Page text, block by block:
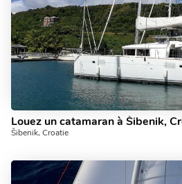
Šibenik, Croatie